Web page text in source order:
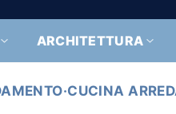
ARCHITETTURA
·CUCINA